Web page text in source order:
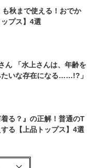
も秋まで使える！おでか
プス】4選
ん 「水上さんは、年齢を
たいな存在になる……!?」
着る？』の正解！普通のT
る【上品トップス】4選